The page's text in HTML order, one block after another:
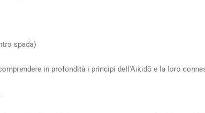
spada)
in profondità i principi dell’Aikidō e la loro